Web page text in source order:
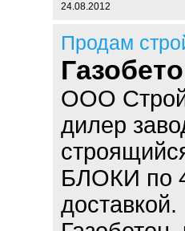
24.08.2012
Продам
ООО
дилер
БЛОКИ по
доставкой.